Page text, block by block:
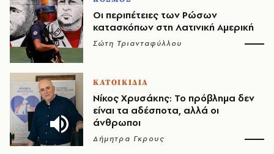
Οι περιπέτειες των Ρώσων
κατασκόπων στη Λατινική Αμερική
Σώτη Τριανταφύλλου
ΚΑΤΟΙΚΙΔΙΑ
Νίκος Χρυσάκης: Το πρόβλημα δεν
είναι τα αδέσποτα, αλλά οι
άνθρωποι
Δήμητρα Γκρους